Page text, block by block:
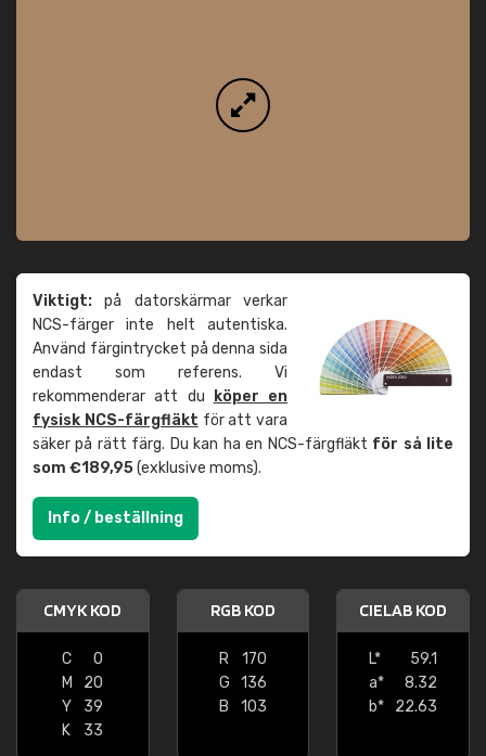
Viktigt: på datorskärmar verkar
NCS-färger inte helt autentiska.
Använd färgintrycket på denna sida
endast som referens. Vi
rekommenderar att du
köper en
fysisk NCS-färgfläkt för att vara
säker på rätt färg. Du kan ha en NCS-färgfläkt för så lite
som €189,95(exklusive moms).
Info / beställning
CMYK KOD
C
0
M
20
Y
39
K
33
RGB KOD
R
170
G
136
B
103
CIELAB KOD
L*
59.1
a*
8.32
b*
22.63